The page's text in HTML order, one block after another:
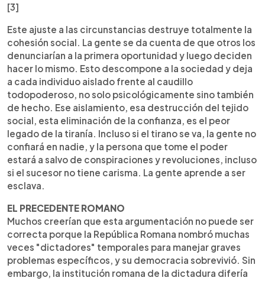
[3]
Este ajuste a las circunstancias destruye totalmente la
cohesión social. La gente se da cuenta de que otros los
denunciarían a la primera oportunidad y luego deciden
hacer lo mismo. Esto descompone a la sociedad y deja
a cada individuo aislado frente al caudillo
todopoderoso, no solo psicológicamente sino también
de hecho. Ese aislamiento, esa destrucción del tejido
social, esta eliminación de la confianza, es el peor
legado de la tiranía. Incluso si el tirano se va, la gente no
confiará en nadie, y la persona que tome el poder
estará a salvo de conspiraciones y revoluciones, incluso
si el sucesor no tiene carisma. La gente aprende a ser
esclava.
EL PRECEDENTE ROMANO
Muchos creerían que esta argumentación no puede ser
correcta porque la República Romana nombró muchas
veces "dictadores" temporales para manejar graves
problemas específicos, y su democracia sobrevivió. Sin
embargo, la institución romana de la dictadura difería